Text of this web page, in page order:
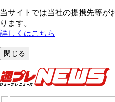
当サイトでは当社の提携先等が
ります。
詳しくはこちら
閉じる